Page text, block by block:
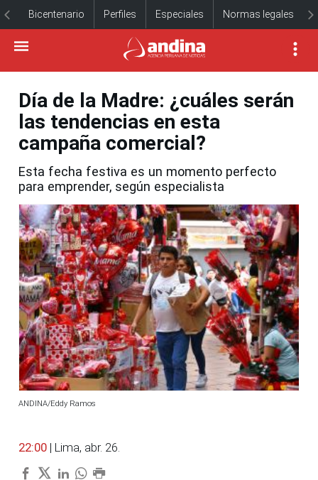
Bicentenario Perfiles Especiales Normas legales
Día de la Madre: ¿cuáles serán
las tendencias en esta
campaña comercial?
Esta fecha festiva es un momento perfecto
para emprender, según especialista
ANDINA/Eddy Ramos
22:00 | Lima, abr. 26.